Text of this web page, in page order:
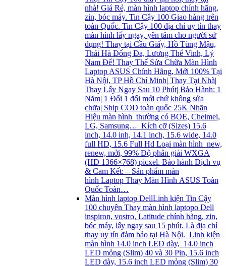
nhà! Giá Rẻ, màn hình laptop chính hãng,
zin, bóc máy. Tin Cậy 100 Giao hàng trên
toàn Quốc. Tin Cậy 100 địa chỉ uy tín thay
màn hình lấy ngay, yên tâm cho người sử
dụng! Thay tại Cầu Giấy, Hồ Tùng Mậu,
Thái Hà Đống Đa, Lương Thể Vinh, Lý
Nam Đế! Thay Thế Sửa Chữa Màn Hình
Laptop ASUS Chính Hãng, Mới 100% Tại
Hà Nội, TP Hồ Chí Minh| Thay Tại Nhà|
Thay Lấy Ngay Sau 10 Phút| Bảo Hành: 1
Năm| 1 Đổi 1 đổi mới chứ không sửa
chữa| Ship COD toàn quốc 25K Nhãn
Hiệu màn hình thường có BOE, Cheimei,
LG, Samsung… Kích cỡ (Sizes) 15.6
inch, 14.0 inh, 14.1 inch, 15.6 wide, 14.0
full HD, 15.6 Full Hd Loại màn hình new,
renew, mới, 99% Độ phân giải WXGA
(HD 1366×768) picxel. Bảo hành Dịch vụ
& Cam Kết: – Sản phẩm màn
hình Laptop Thay Màn Hình ASUS Toàn
Quốc Toàn…
Màn hình laptop DellLinh kiện Tin Cậy
100 chuyên Thay màn hình laptopo Dell
inspiron, vostro, Latitude chính hãng, zin,
bóc máy, lấy ngay sau 15 phút. Là địa chỉ
thay uy tín đảm bảo tại Hà Nội. Linh kiện
màn hình 14.0 inch LED dày, 14.0 inch
LED mỏng (Slim) 40 và 30 Pin, 15.6 inch
LED dày, 15.6 inch LED mỏng (Slim) 30